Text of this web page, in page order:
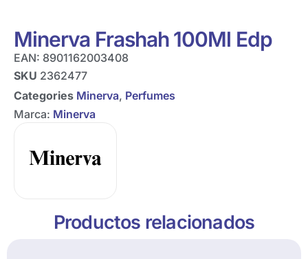
Minerva Frashah 100Ml Edp
EAN: 8901162003408
SKU 2362477
Categories Minerva, Perfumes
Marca: Minerva
Productos relacionados